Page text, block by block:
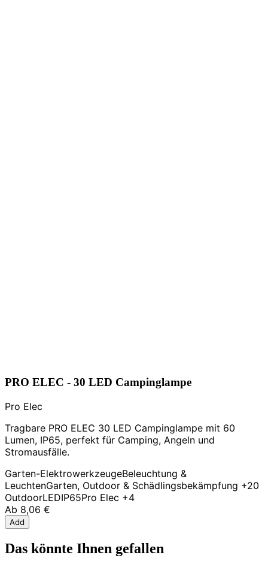
PRO ELEC - 30 LED Campinglampe
Pro Elec
Tragbare PRO ELEC 30 LED Campinglampe mit 60
Lumen, IP65, perfekt für Camping, Angeln und
Stromausfälle.
Garten-ElektrowerkzeugeBeleuchtung &
LeuchtenGarten, Outdoor & Schädlingsbekämpfung +20
OutdoorLEDIP65Pro Elec +4
Ab 8,06 €
Add
Das könnte Ihnen gefallen